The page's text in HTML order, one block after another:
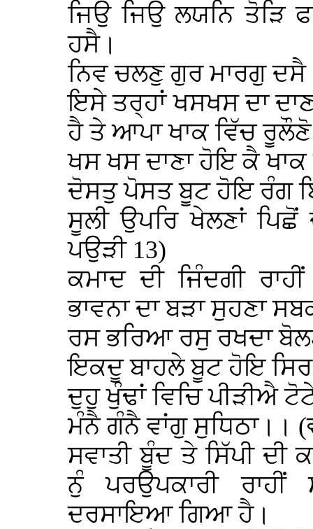
ਜਿਉ ਜਿਉ ਲਯਨਿ ਤੋੜਿ
ਹਸੈ।
ਨਿਵ ਚਲਣੁ ਗੁਰ ਮਾਰਗੁ
ਇਸੇ ਤਰ੍ਹਾਂ ਖਸਖਸ ਦਾ
ਹੈ ਤੇ ਆਪਾ ਖਾਕ ਵਿੱਚ
ਖਸ ਖਸ ਦਾਣਾ ਹੋਇ ਕੈ
ਦੋਸਤੁ ਪੋਸਤ ਬੂਟ ਹੋਇ ਰੰਗ
ਸੂਲੀ ਉਪਰਿ ਖੇਲਣਾਂ ਪਿਛੋਂ
ਪਉੜੀ 13)
ਕਮਾਦ ਦੀ ਜਿੰਦਗੀ
ਭਾਵਨਾ ਦਾ ਬੜਾ ਸੁਹਣਾ
ਰਸ ਭਰਿਆ ਰਸੁ ਰਖਦਾ
ਇਕਦੂ ਬਾਹਲੇ ਬੂਟ ਹੋਇ
ਦੁਹੁ ਖੁੰਢਾਂ ਵਿਚਿ ਪੀੜੀਐ
ਮੰਨੈ ਗੰਨੈ ਵਾਂਗੁ ਸੁਧਿਠਾ।।
ਸਵਾਤੀ ਬੂੰਦ ਤੇ ਸਿੱਪੀ ਦੀ
ਨੁੰ ਪਰਉਪਕਾਰੀ
ਦਰਸਾਇਆ ਗਿਆ ਹੈ।